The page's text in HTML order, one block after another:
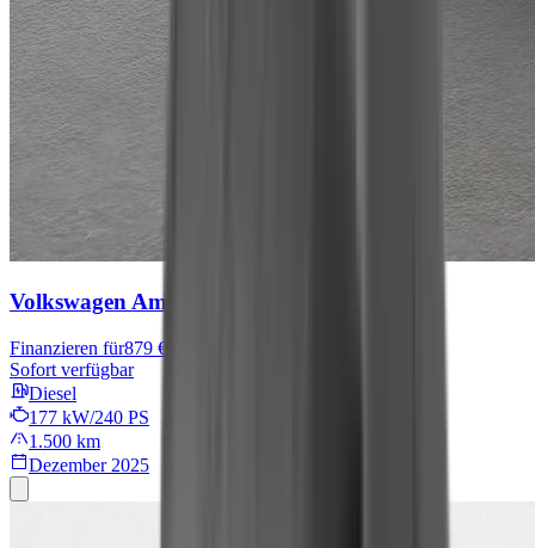
Volkswagen Amarok
Finanzieren für879 € mtl.
Sofort verfügbar
Diesel
177 kW/240 PS
1.500 km
Dezember 2025